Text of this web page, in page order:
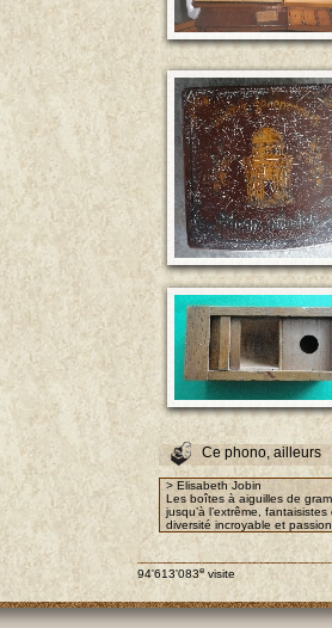
Ce phono, ailleurs
> Elisabeth Jobin
Les boîtes à aiguilles de
jusqu’à l’extrême,
diversité incroyable et
94'613'083e visite